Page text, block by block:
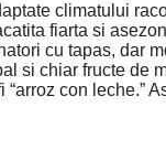
climatului
fiarta si
cu tapas, dar
si chiar fructe de
con leche.”